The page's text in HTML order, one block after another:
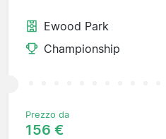
Ewood Park
Championship
Prezzo da
156 €